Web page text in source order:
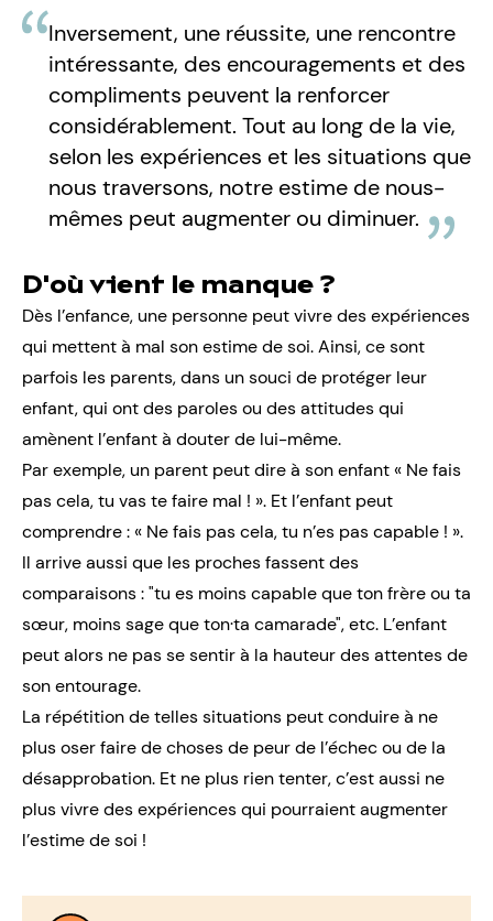
Inversement, une réussite, une rencontre
intéressante, des encouragements et des
compliments peuvent la renforcer
considérablement. Tout au long de la vie,
selon les expériences et les situations que
nous traversons, notre estime de nous-
mêmes peut augmenter ou diminuer.
D'où vient le manque ?
Dès l’enfance, une personne peut vivre des expériences
qui mettent à mal son estime de soi. Ainsi, ce sont
parfois les parents, dans un souci de protéger leur
enfant, qui ont des paroles ou des attitudes qui
amènent l’enfant à douter de lui-même.
Par exemple, un parent peut dire à son enfant « Ne fais
pas cela, tu vas te faire mal ! ». Et l’enfant peut
comprendre : « Ne fais pas cela, tu n’es pas capable ! ».
Il arrive aussi que les proches fassent des
comparaisons : "tu es moins capable que ton frère ou ta
sœur, moins sage que ton·ta camarade", etc. L’enfant
peut alors ne pas se sentir à la hauteur des attentes de
son entourage.
La répétition de telles situations peut conduire à ne
plusoser faire de chosesde peur de l’échec ou de la
désapprobation. Et ne plus rien tenter, c’est aussi ne
plus vivre des expériences qui pourraient augmenter
l’estime de soi !